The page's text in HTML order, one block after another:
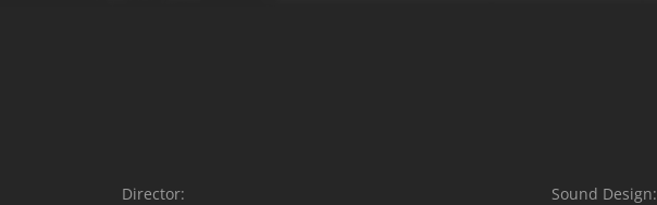
Director: Sound Design: